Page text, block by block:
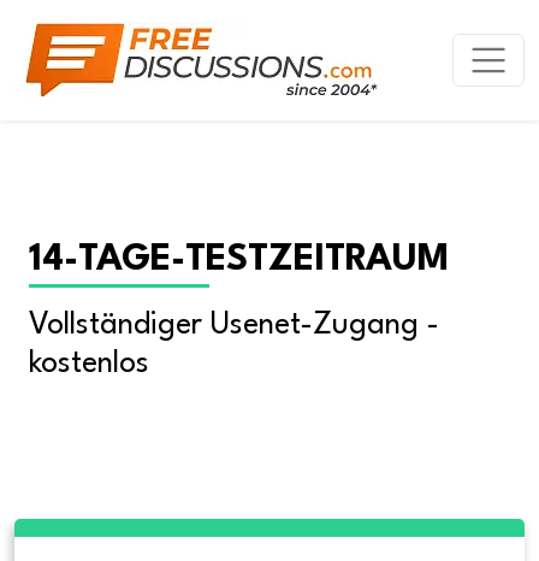
14-TAGE-TESTZEITRAUM
Vollständiger Usenet-Zugang -
kostenlos